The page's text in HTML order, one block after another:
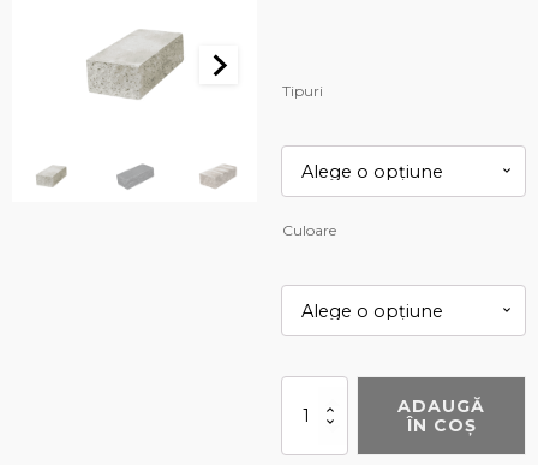
87.00 lei
la
90.00 lei
Tipuri
Culoare
Bloc
ADAUGĂ
ÎN COȘ